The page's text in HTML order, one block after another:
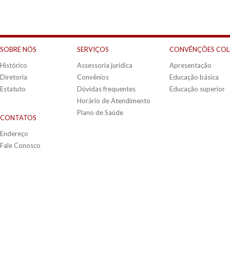
SOBRE NÓS
Histórico
Diretoria
Estatuto
CONTATOS
Endereço
Fale Conosco
SERVIÇOS
Assessoria jurídica
Convênios
Dúvidas frequentes
Horário de Atendimento
Plano de Saúde
CONVÊNÇÕES
Apresentação
Educação básica
Educação superior